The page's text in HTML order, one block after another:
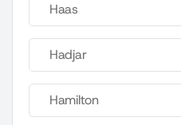
Haas
Hadjar
Hamilton